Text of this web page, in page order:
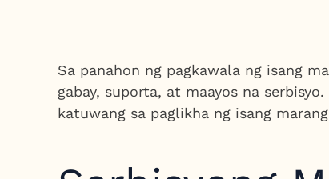
Sa panahon ng pagkawala ng isang
gabay, suporta, at maayos na
katuwang sa paglikha ng isang